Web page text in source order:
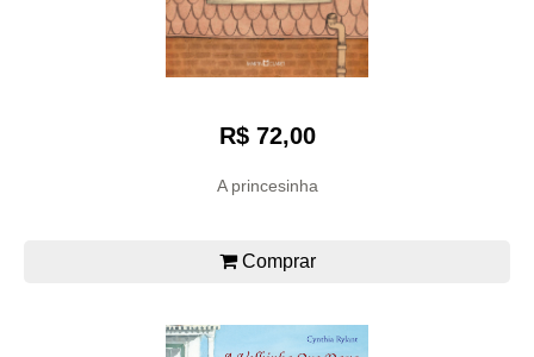
R$ 72,00
A princesinha
Comprar